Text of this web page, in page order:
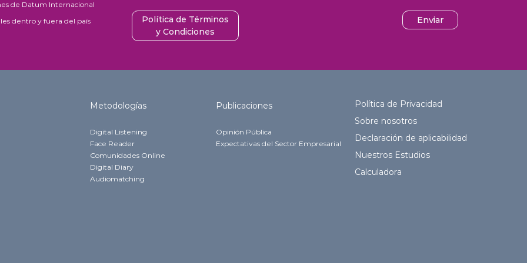
de Datum Internacional
dentro y fuera del país
Política de Términos
y Condiciones
Enviar
Metodologías
Digital Listening
Face Reader
Comunidades Online
Digital Diary
Audiomatching
Publicaciones
Opinión Pública
Expectativas del Sector Empresarial
Política de Privacidad
Sobre nosotros
Declaración de aplicabilidad
Nuestros Estudios
Calculadora